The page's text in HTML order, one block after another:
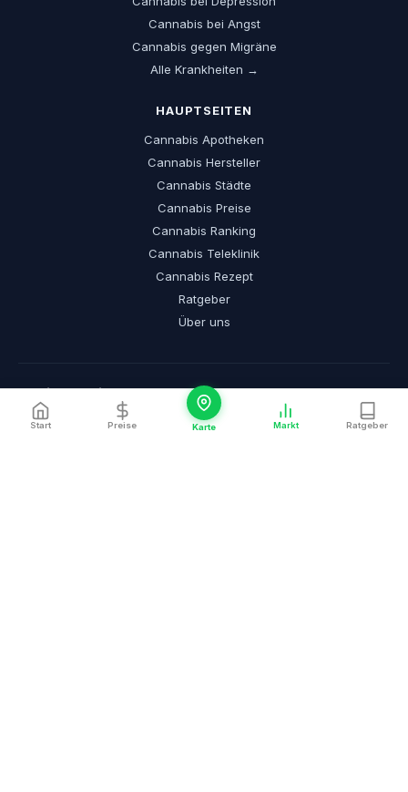
Cannabis bei Angst
Cannabis gegen Migräne
Alle Krankheiten →
HAUPTSEITEN
Cannabis Apotheken
Cannabis Hersteller
Cannabis Städte
Cannabis Preise
Cannabis Ranking
Cannabis Teleklinik
Cannabis Rezept
Ratgeber
Über uns
Strain Klassiker
Start Preise Karte Markt Ratgeber